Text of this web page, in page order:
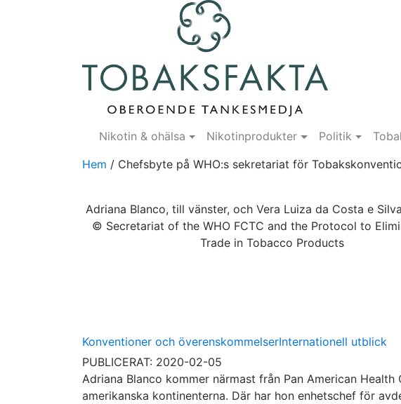
Nikotin & ohälsa Nikotinprodukter Politik
Hem / Chefsbyte på WHO:s sekretariat för
Adriana Blanco, till vänster, och Vera Luiza da Costa e
© Secretariat of the WHO FCTC and the Protocol to
Trade in Tobacco Products
Konventioner och överenskommelserInternationell utblick
PUBLICERAT: 2020-02-05
Adriana Blanco kommer närmast från Pan American
amerikanska kontinenterna. Där har hon enhetschef för